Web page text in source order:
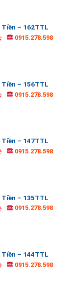
Tiền – 162TTL
0915.278.598
Tiền – 156TTL
0915.278.598
Tiền – 147TTL
0915.278.598
Tiền – 135TTL
0915.278.598
Tiền – 144TTL
0915.278.598